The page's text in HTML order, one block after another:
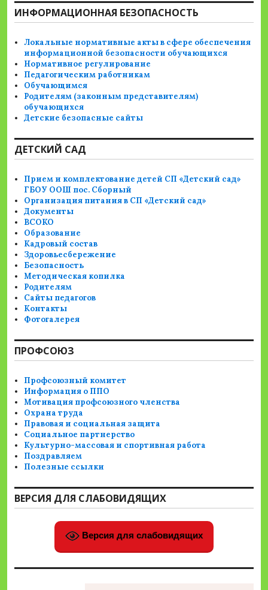
ИНФОРМАЦИОННАЯ БЕЗОПАСНОСТЬ
Локальные нормативные акты в сфере обеспечения
информационной безопасности обучающихся
Нормативное регулирование
Педагогическим работникам
Обучающимся
Родителям (законным представителям)
обучающихся
Детские безопасные сайты
ДЕТСКИЙ САД
Прием и комплектование детей СП «Детский сад»
ГБОУ ООШ пос. Сборный
Организация питания в СП «Детский сад»
Документы
ВСОКО
Образование
Кадровый состав
Здоровьесбережение
Безопасность
Методическая копилка
Родителям
Сайты педагогов
Контакты
Фотогалерея
ПРОФСОЮЗ
Профсоюзный комитет
Информация о ППО
Мотивация профсоюзного членства
Охрана труда
Правовая и социальная защита
Социальное партнерство
Культурно-массовая и спортивная работа
Поздравляем
Полезные ссылки
ВЕРСИЯ ДЛЯ СЛАБОВИДЯЩИХ
Версия для слабовидящих